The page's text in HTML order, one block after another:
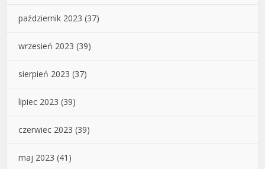
październik 2023 (37)
wrzesień 2023 (39)
sierpień 2023 (37)
lipiec 2023 (39)
czerwiec 2023 (39)
maj 2023 (41)